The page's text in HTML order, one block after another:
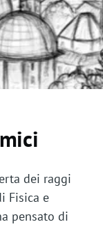
dei raggi
Fisica e
pensato di